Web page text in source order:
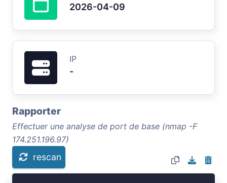
2026-04-09
IP
-
Rapporter
Effectuer une analyse de port de base (nmap -F
174.251.196.97)
rescan